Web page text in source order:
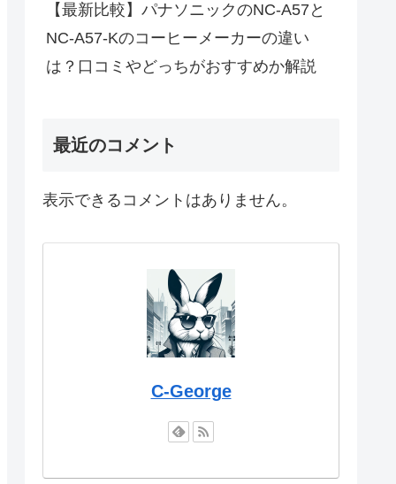
【最新比較】パナソニックのNC-A57と
NC-A57-Kのコーヒーメーカーの違い
は？口コミやどっちがおすすめか解説
最近のコメント
表示できるコメントはありません。
C-George